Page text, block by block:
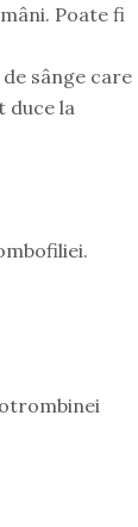
Poate fi
sânge care
duce la